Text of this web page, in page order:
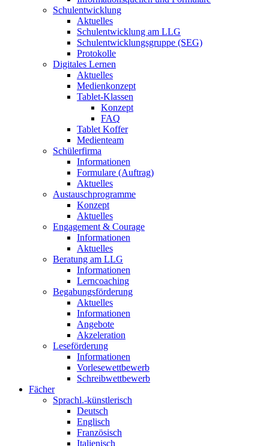
Schulentwicklung
Aktuelles
Schulentwicklung am LLG
Schulentwicklungsgruppe (SEG)
Protokolle
Digitales Lernen
Aktuelles
Medienkonzept
Tablet-Klassen
Konzept
FAQ
Tablet Koffer
Medienteam
Schülerfirma
Informationen
Formulare (Auftrag)
Aktuelles
Austauschprogramme
Konzept
Aktuelles
Engagement & Courage
Informationen
Aktuelles
Beratung am LLG
Informationen
Lerncoaching
Begabungsförderung
Aktuelles
Informationen
Angebote
Akzeleration
Leseförderung
Informationen
Vorlesewettbewerb
Schreibwettbewerb
Fächer
Sprachl.-künstlerisch
Deutsch
Englisch
Französisch
Italienisch